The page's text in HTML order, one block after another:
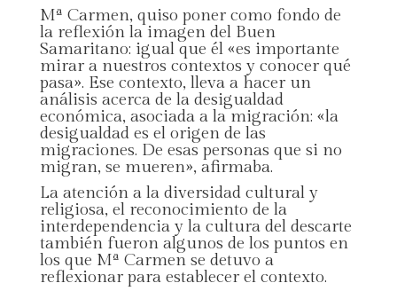
Mª Carmen, quiso poner como fondo de
la reflexión la imagen del Buen
Samaritano: igual que él «es importante
mirar a nuestros contextos y conocer qué
pasa». Ese contexto, lleva a hacer un
análisis acerca de la desigualdad
económica, asociada a la migración: «la
desigualdad es el origen de las
migraciones. De esas personas que si no
migran, se mueren», afirmaba.
La atención a la diversidad cultural y
religiosa, el reconocimiento de la
interdependencia y la cultura del descarte
también fueron algunos de los puntos en
los que Mª Carmen se detuvo a
reflexionar para establecer el contexto.